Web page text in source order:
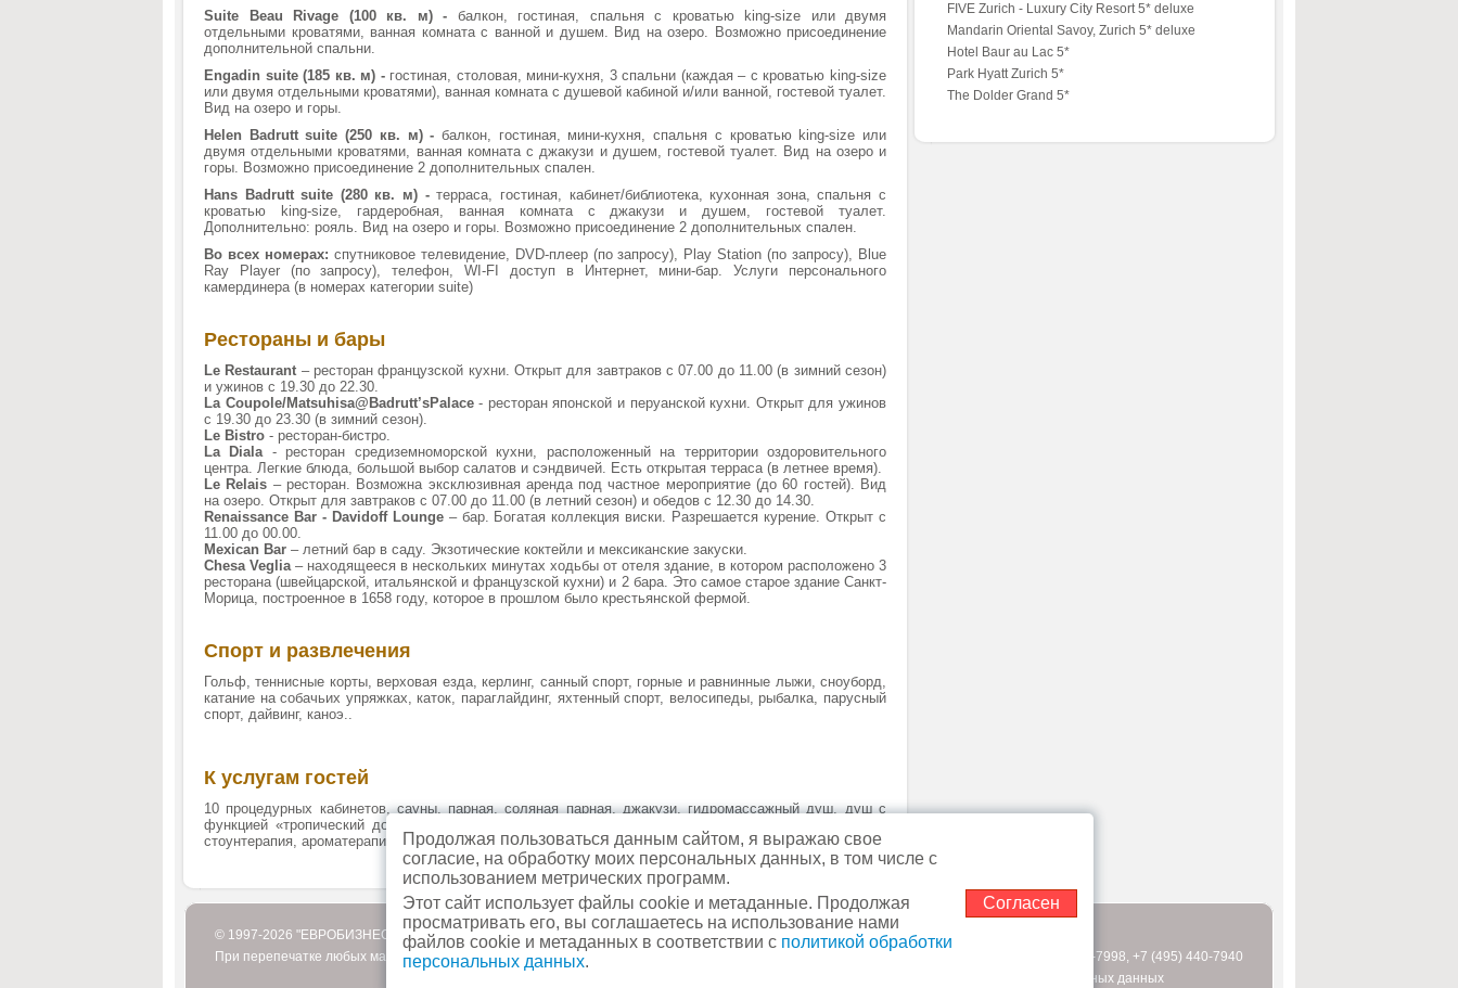
Suite Beau Rivage (100 кв. м) - балкон, гостиная, спальня с кроватью king-size или двумя
отдельными кроватями, ванная комната с ванной и душем. Вид на озеро. Возможно присоединение
дополнительной спальни.
Engadin suite (185 кв. м) - гостиная, столовая, мини-кухня, 3 спальни (каждая – с кроватью king-size
или двумя отдельными кроватями), ванная комната с душевой кабиной и/или ванной, гостевой туалет.
Вид на озеро и горы.
Helen Badrutt suite (250 кв. м) - балкон, гостиная, мини-кухня, спальня с кроватью king-size или
двумя отдельными кроватями, ванная комната с джакузи и душем, гостевой туалет. Вид на озеро и
горы. Возможно присоединение 2 дополнительных спален.
Hans Badrutt suite (280 кв. м) -терраса, гостиная, кабинет/библиотека, кухонная зона, спальня с
кроватью king-size, гардеробная, ванная комната с джакузи и душем, гостевой туалет.
Дополнительно: рояль. Вид на озеро и горы. Возможно присоединение 2 дополнительных спален.
Во всех номерах: спутниковое телевидение, DVD-плеер (по запросу), Play Station (по запросу), Blue
Ray Player (по запросу), телефон, WI-FI доступ в Интернет, мини-бар. Услуги персонального
камердинера (в номерах категории suite)
Рестораны и бары
Le Restaurant – ресторан французской кухни. Открыт для завтраков с 07.00 до 11.00 (в зимний сезон)
и ужинов с 19.30 до 22.30.
La Coupole/Matsuhisa@Badrutt’sPalace- ресторан японской и перуанской кухни. Открыт для ужинов
с 19.30 до 23.30 (в зимний сезон).
Le Bistro - ресторан-бистро.
La Diala - ресторан средиземноморской кухни, расположенный на территории оздоровительного
центра. Легкие блюда, большой выбор салатов и сэндвичей. Есть открытая терраса (в летнее время).
Le Relais – ресторан. Возможна эксклюзивная аренда под частное мероприятие (до 60 гостей). Вид
на озеро. Открыт для завтраков с 07.00 до 11.00 (в летний сезон) и обедов с 12.30 до 14.30.
Renaissance Bar - Davidoff Lounge– бар. Богатая коллекция виски. Разрешается курение. Открыт с
11.00 до 00.00.
Mexican Bar – летний бар в саду. Экзотические коктейли и мексиканские закуски.
Chesa Veglia– находящееся в нескольких минутах ходьбы от отеля здание, в котором расположено 3
ресторана (швейцарской, итальянской и французской кухни) и 2 бара. Это самое старое здание Санкт-
Морица, построенное в 1658 году, которое в прошлом было крестьянской фермой.
Спорт и развлечения
Гольф, теннисные корты, верховая езда, керлинг, санный спорт, горные и равнинные лыжи, сноуборд,
катание на собачьих упряжках, каток, параглайдинг, яхтенный спорт, велосипеды, рыбалка, парусный
спорт, дайвинг, каноэ..
К услугам гостей
10 процедурных кабинетов, сауны, парная, соляная парная, джакузи, гидромассажный душ, душ с
функцией «тропический дождь», фригидарий, солярий, массаж, рефлексология, грязевая терапия,
стоунтерапия, ароматерапия, аюрведа, скрабы и обертывания, процедуры для лица и тела
FIVE Zurich - Luxury City Resort 5* deluxe
Mandarin Oriental Savoy, Zurich 5* deluxe
Hotel Baur au Lac 5*
Park Hyatt Zurich 5*
The Dolder Grand 5*
© 1997-2026 "ЕВРОБИЗНЕСТУР"
При перепечатке любых материалов или их фрагментов ссылка обязательна.
м. Славянский бульвар
+7 (495) 440-7998, +7 (495) 440-7940
Политика в отношении обработки персональных данных
Продолжая пользоваться данным сайтом, я выражаю свое
согласие, на обработку моих персональных данных, в том числе с
использованием метрических программ.
Этот сайт использует файлы cookie и метаданные. Продолжая
просматривать его, вы соглашаетесь на использование нами
файлов cookie и метаданных в соответствии с политикой обработки
персональных данных.
Согласен